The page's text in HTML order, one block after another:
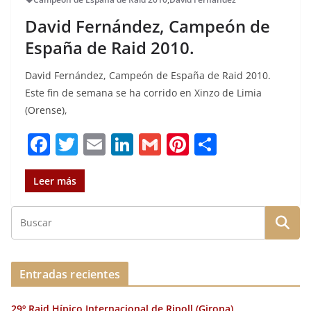
David Fernández, Campeón de
España de Raid 2010.
David Fernández, Campeón de España de Raid 2010.
Este fin de semana se ha corrido en Xinzo de Limia
(Orense),
F
a
c
e
b
o
o
k
T
w
it
te
r
E
l
Li
e
dI
G
l
Pi
re
st
p
a
Leer más
Entradas recientes
29º Raid Hípico Internacional de Ripoll (Girona).